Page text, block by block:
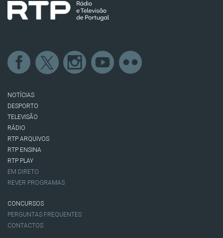
NOTÍCIAS
DESPORTO
TELEVISÃO
RÁDIO
RTP ARQUIVOS
RTP ENSINA
RTP PLAY
EM DIRETO
REVER PROGRAMAS
CONCURSOS
PERGUNTAS FREQUENTES
CONTACTOS